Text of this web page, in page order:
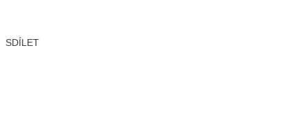
SDÍLET